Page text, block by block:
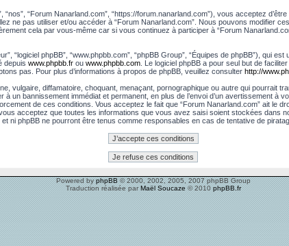
“nos”, “Forum Nanarland.com”, “https://forum.nanarland.com”), vous acceptez
ne pas utiliser et/ou accéder à “Forum Nanarland.com”. Nous pouvons modifier
cela par vous-même car si vous continuez à participer à “Forum
“logiciel phpBB”, “www.phpbb.com”, “phpBB Group”, “Équipes de phpBB”), qui
depuis www.phpbb.frou www.phpbb.com. Le logiciel phpBB a pour seul but de
pas. Pour plus d’informations à propos de phpBB, veuillez consulter http://
vulgaire, diffamatoire, choquant, menaçant, pornographique ou autre qui pourrait
un bannissement immédiat et permanent, en plus de l’envoi d’un avertissement à
de ces conditions. Vous acceptez le fait que “Forum Nanarland.com” ait le
acceptez que toutes les informations que vous avez saisi soient stockées dans
ni phpBB ne pourront être tenus comme responsables en cas de tentative de
Powered byphpBB© 2000, 2002, 2005, 2007 phpBB Group
Traduction réalisée parMaël Soucaze© 2010phpBB.fr